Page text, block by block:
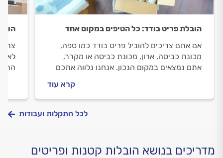
הובלת פריט בודד: כל הטיפים במקום אחד
אם אתם צריכים להוביל פריט בודד כמו ספה,
מכונת כביסה, ארון, מכונת כביסה או מקרר,
אתם נמצאים במקום הנכון. אנחנו נלווה אתכם
הולכים לשלם ואיך כדאי להתנהל עם המוביל.
קרא עוד
לכל התקלות ועבודות
מדריכים בנושא הובלות קטנות ופריטים